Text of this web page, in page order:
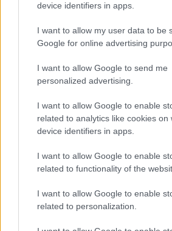
device identifiers in apps.
I want to allow my user data to be
Google for online advertising
I want to allow Google to send me
personalized advertising.
I want to allow Google to enable
related to analytics like cookies on
device identifiers in apps.
I want to allow Google to enable
related to functionality of the
I want to allow Google to enable
related to personalization.
Lannert Judit az RTL-nek:
tankerületek és a Klebelsberg
átalakítják őket